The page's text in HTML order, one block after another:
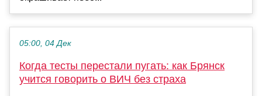
05:00, 04 Дек
Когда тесты перестали пугать: как Брянск
учится говорить о ВИЧ без страха